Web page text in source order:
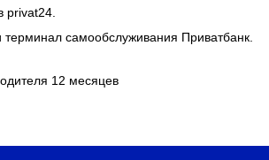
privat24.
терминал самообслуживания Приватбанк.
12 месяцев